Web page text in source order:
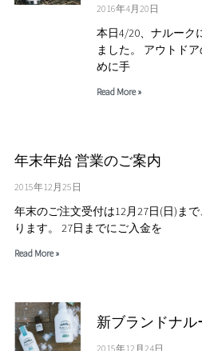
2016年4月20日
本日4/20、ナルーク
ました。 アウトド
めに手
Read More »
年末年始 営業のご案内
2015年12月25日
年末のご注文受付は12月27日(日)ま
ります。 27日までにご入金を
Read More »
新ブランドナ
2015年12月24日